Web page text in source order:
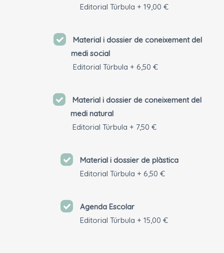
Editorial Túrbula + 19,00 €
Material i dossier de coneixement del
medi social
Editorial Túrbula + 6,50 €
Material i dossier de coneixement del
medi natural
Editorial Túrbula+ 7,50 €
Material i dossier de plàstica
Editorial Túrbula + 6,50 €
Agenda Escolar
Editorial Túrbula + 15,00 €